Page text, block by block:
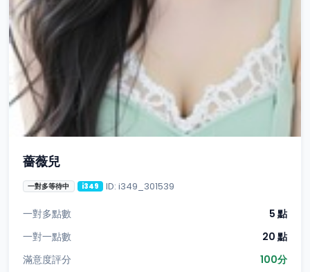
薔薇兒
一對多等待中 i349 ID: i349_301539
一對多點數
5 點
一對一點數
20 點
滿意度評分
100分